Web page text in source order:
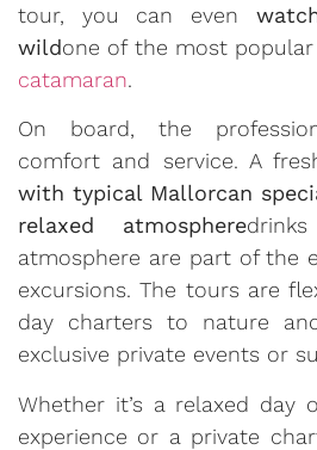
tour, you can even
wildone of the most
catamaran.
On board, the
comfort and service. A
with typical Mallorcan
relaxed atmosphere
atmosphere are part of the
excursions. The tours are
day charters to nature
exclusive private events or
Whether it’s a relaxed day
experience or a private